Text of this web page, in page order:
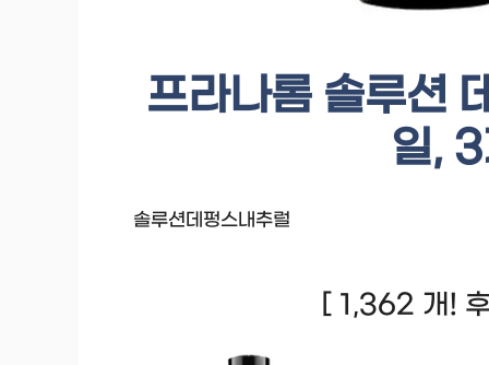
프라나롬 솔루션
일,
솔루션데펑스내추럴
[ 1,362 개!